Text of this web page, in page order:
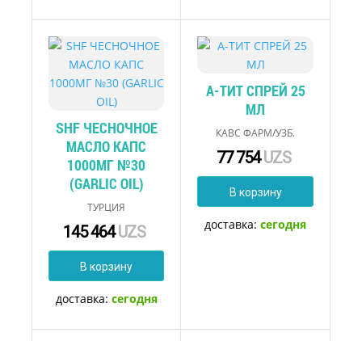
SHF ЧЕСНОЧНОЕ
МАСЛО КАПС
1000МГ №30
(GARLIC OIL)
ТУРЦИЯ
145 464UZS
В корзину
доставка: сегодня
А-ТИТ СПРЕЙ 25
МЛ
КАВС ФАРМ/УЗБ.
77 754UZS
В корзину
доставка:сегодня